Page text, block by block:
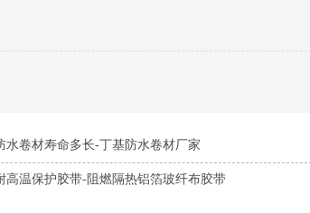
水卷材寿命多长-丁基防水卷材厂家
高温保护胶带-阻燃隔热铝箔玻纤布胶带